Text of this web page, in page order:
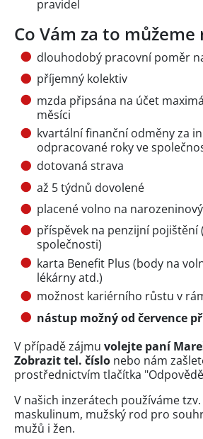
pravidel
Co Vám za to
dlouhodobý pracovní poměr
příjemný kolektiv
mzda připsána na účet
měsíci
kvartální finanční odměny za
odpracované roky ve
dotovaná strava
až 5 týdnů dovolené
placené volno na
příspěvek na penzijní pojištění
společnosti)
karta Benefit Plus (body na
lékárny atd.)
možnost kariérního růstu v
nástup možný od července
V případě zájmu volejte paní
Zobrazit tel. číslo nebo nám
prostřednictvím tlačítka
V našich inzerátech používáme
maskulinum, mužský rod pro
mužů i žen.